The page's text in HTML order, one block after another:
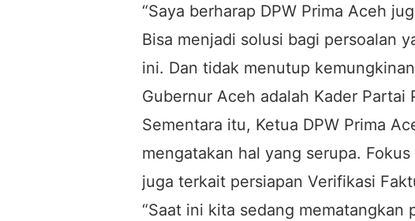
“Saya berharap DPW Prima Aceh
Bisa menjadi solusi bagi persoalan
ini. Dan tidak menutup
Gubernur Aceh adalah Kader Partai
Sementara itu, Ketua DPW Prima
mengatakan hal yang serupa.
juga terkait persiapan Verifikasi
“Saat ini kita sedang mematangkan